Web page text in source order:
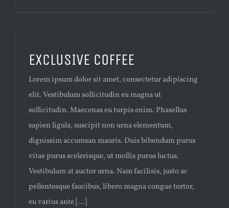
EXCLUSIVE COFFEE
Lorem ipsum dolor sit amet, consectetur adipiscing
elit. Vestibulum sollicitudin eu magna ut
sollicitudin. Maecenas eu turpis enim. Phasellus
sapien ligula, suscipit non urna elementum,
dignissim accumsan mauris. Duis bibendum purus
vitae purus scelerisque, ut mollis purus luctus.
Vestibulum at auctor urna. Nam facilisis, justo ac
pellentesque faucibus, libero magna congue tortor,
eu varius ante [...]